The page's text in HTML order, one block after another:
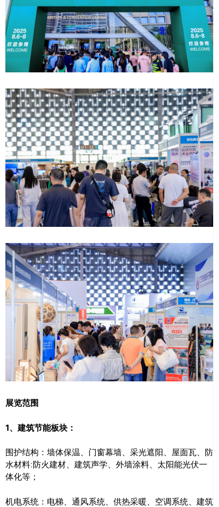
展览范围
1、 建筑节能板块：
围护结构：墙体保温、门窗幕墙、采光遮阳、屋面瓦、防
水材料:防火建材、建筑声学、外墙涂料、太阳能光伏一
体化等；
机电系统：电梯、通风系统、供热采暖、空调系统、建筑